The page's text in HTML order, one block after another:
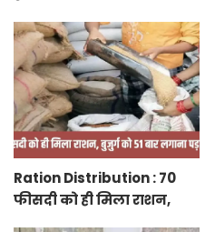
होगी बारिश
Ration Distribution : 70
फीसदी को ही मिला राशन,